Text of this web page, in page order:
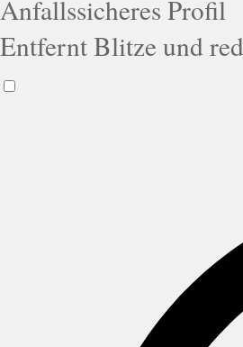
Anfallssicheres Profil
Entfernt Blitze und